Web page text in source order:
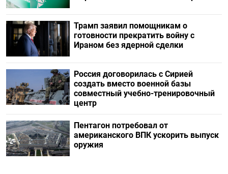
Трамп заявил помощникам о
готовности прекратить войну с
Ираном без ядерной сделки
Россия договорилась с Сирией
создать вместо военной базы
совместный учебно-тренировочный
центр
Пентагон потребовал от
американского ВПК ускорить выпуск
оружия